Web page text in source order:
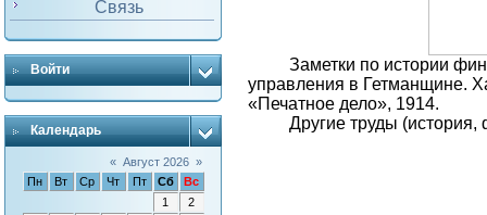
Связь
Войти
Календарь
« Август 2026 »
Пн
Вт Ср Чт Пт Сб
Вс
1
2
Заметки по истории
управления в Гетманщине.
«Печатное дело», 1914.
Другие труды (история,